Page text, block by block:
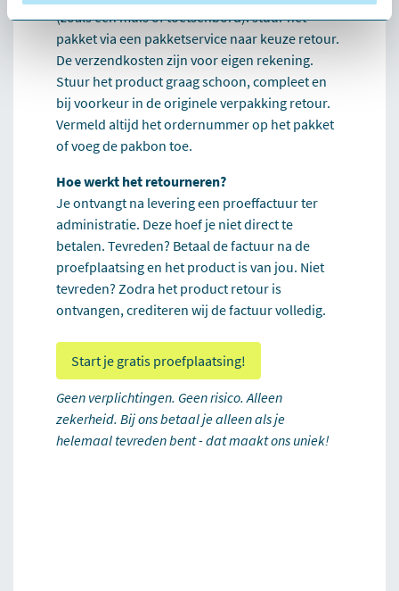
(zoals een muis of toetsenbord): stuur het
pakket via een pakketservice naar keuze retour.
De verzendkosten zijn voor eigen rekening.
Stuur het product graag schoon, compleet en
bij voorkeur in de originele verpakking retour.
Vermeld altijd het ordernummer op het pakket
of voeg de pakbon toe.
Hoe werkt het retourneren?
Je ontvangt na levering een proeffactuur ter
administratie. Deze hoef je niet direct te
betalen. Tevreden? Betaal de factuur na de
proefplaatsing en het product is van jou. Niet
tevreden? Zodra het product retour is
ontvangen, crediteren wij de factuur volledig.
Start je gratis proefplaatsing!
Geen verplichtingen. Geen risico. Alleen
zekerheid. Bij ons betaal je alleen als je
helemaal tevreden bent - dat maakt ons uniek!